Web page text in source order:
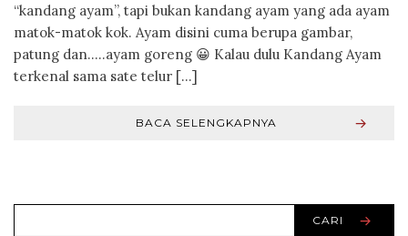
“kandang ayam”, tapi bukan kandang ayam yang ada ayam
matok-matok kok. Ayam disini cuma berupa gambar,
patung dan…..ayam goreng 😀 Kalau dulu Kandang Ayam
terkenal sama sate telur […]
BACA SELENGKAPNYA
CARI